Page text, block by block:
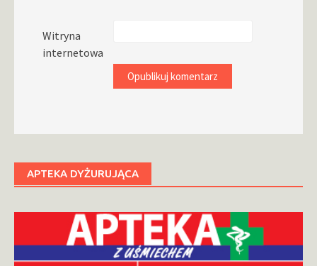
Witryna
internetowa
APTEKA DYŻURUJĄCA